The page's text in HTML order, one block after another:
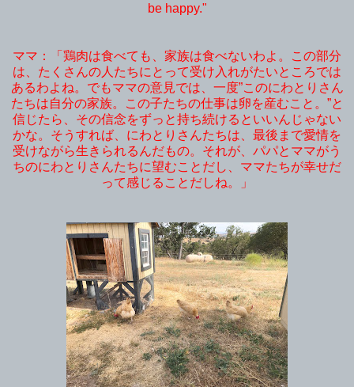
be happy."
ママ：「鶏肉は食べても、家族は食べないわよ。この部分
は、たくさんの人たちにとって受け入れがたいところでは
あるわよね。でもママの意見では、一度”このにわとりさん
たちは自分の家族。この子たちの仕事は卵を産むこと。”と
信じたら、その信念をずっと持ち続けるといいんじゃない
かな。そうすれば、にわとりさんたちは、最後まで愛情を
受けながら生きられるんだもの。それが、パパとママがう
ちのにわとりさんたちに望むことだし、ママたちが幸せだ
って感じることだしね。」